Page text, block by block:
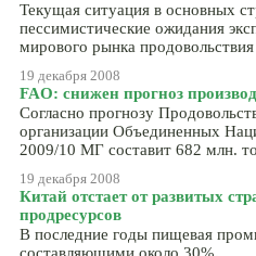
Текущая ситуация в основных
пессимистические ожидания
мирового рынка
19 декабря 2008
FAO: снижен прогноз
Согласно прогнозу
организации Объединенных
2009/10 МГ составит 682 млн.
19 декабря 2008
Китай отстает от развитых
продресурсов
В последние годы пищевая